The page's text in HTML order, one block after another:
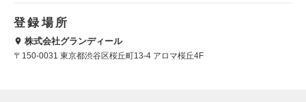
登録場所
株式会社グランディール
〒150-0031 東京都渋谷区桜丘町13-4 アロマ桜丘4F